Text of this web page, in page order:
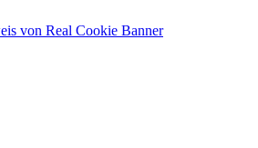
von Real Cookie Banner